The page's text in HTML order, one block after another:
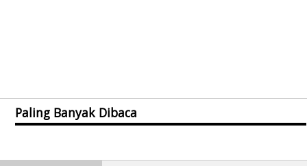
Paling Banyak Dibaca